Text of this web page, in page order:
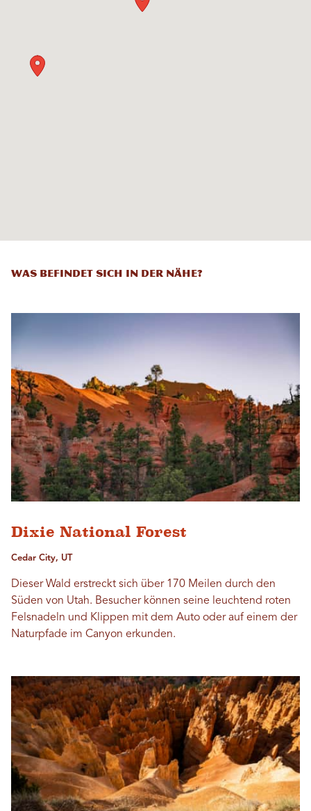
Was befindet sich in der Nähe?
Dixie National Forest
Cedar City, UT
Dieser Wald erstreckt sich über 170 Meilen durch den
Süden von Utah. Besucher können seine leuchtend roten
Felsnadeln und Klippen mit dem Auto oder auf einem der
Naturpfade im Canyon erkunden.